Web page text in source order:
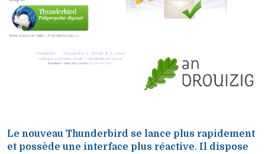
Le nouveau Thunderbird se lance plus rapidement
et possède une interface plus réactive. Il dispose